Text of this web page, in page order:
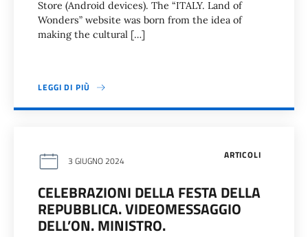
Store (Android devices). The “ITALY. Land of
Wonders” website was born from the idea of
making the cultural […]
LEGGI DI PIÙ
ARTICOLI
3 GIUGNO 2024
CELEBRAZIONI DELLA FESTA DELLA
REPUBBLICA. VIDEOMESSAGGIO
DELL’ON. MINISTRO.